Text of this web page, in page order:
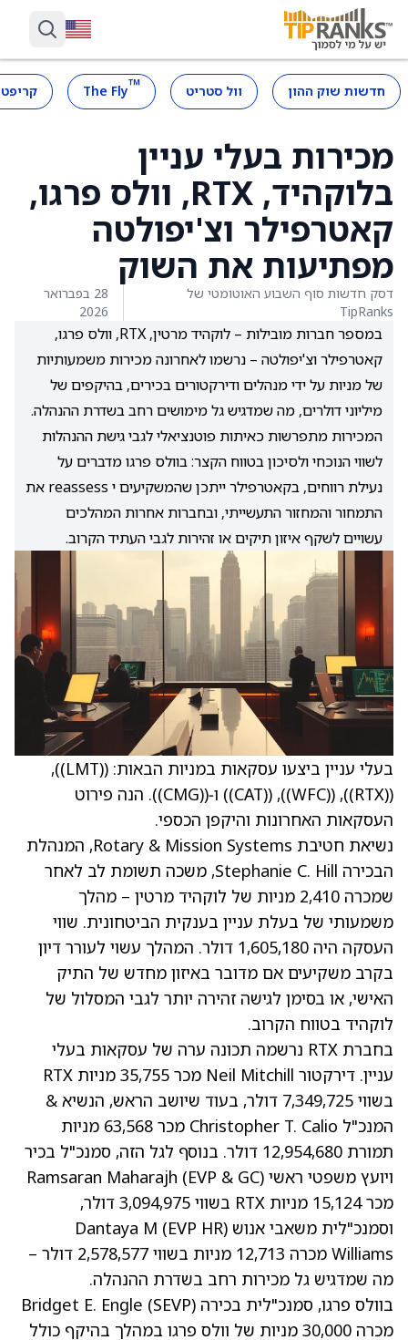
חדשות שוק ההון וול סטריט ™
The Fly
מכירות בעלי עניין
בלוקהיד, RTX, וולס פרגו,
קאטרפילר וצ'יפולטה
מפתיעות את השוק
דסק חדשות סוף השבוע האוטומטי של
TipRanks
28 בפברואר
2026
במספר חברות מובילות – לוקהיד מרטין, RTX, וולס פרגו,
קאטרפילר וצ'יפולטה – נרשמו לאחרונה מכירות משמעותיות
של מניות על ידי מנהלים ודירקטורים בכירים, בהיקפים של
מיליוני דולרים, מה שמדגיש גל מימושים רחב בשדרת ההנהלה.
המכירות מתפרשות כאיתות פוטנציאלי לגבי גישת ההנהלות
לשווי הנוכחי ולסיכון בטווח הקצר: בוולס פרגו מדברים על
נעילת רווחים, בקאטרפילר ייתכן שהמשקיעים י reassess את
התמחור והמחזור התעשייתי, ובחברות אחרות המהלכים
עשויים לשקף איזון תיקים או זהירות לגבי העתיד הקרוב.
בעלי עניין ביצעו עסקאות במניות הבאות: ((LMT)
),
(
(RTX)
), (
(WFC)
), (
(CAT) ) ו‑((CMG)
). הנה פירוט
העסקאות האחרונות והיקפן הכספי.
נשיאת חטיבת Rotary & Mission Systems, המנהלת
הבכירה Stephanie C. Hill, משכה תשומת לב לאחר
שמכרה 2,410 מניות של לוקהיד מרטין – מהלך
משמעותי של בעלת עניין בענקית הביטחונית. שווי
העסקה היה 1,605,180 דולר. המהלך עשוי לעורר דיון
בקרב משקיעים אם מדובר באיזון מחדש של התיק
האישי, או בסימן לגישה זהירה יותר לגבי המסלול של
לוקהיד בטווח הקרוב.
בחברת RTX נרשמה תכונה ערה של עסקאות בעלי
עניין. דירקטור Neil Mitchill מכר 35,755 מניות RTX
בשווי 7,349,725 דולר, בעוד שיושב הראש, הנשיא &
המנכ"ל Christopher T. Calio מכר 63,568 מניות
תמורת 12,954,680 דולר. בנוסף לגל הזה, סמנכ"ל בכיר
ויועץ משפטי ראשי (EVP & GC) Ramsaran Maharajh
מכר 15,124 מניות RTX בשווי 3,094,975 דולר,
וסמנכ"לית משאבי אנוש (EVP HR) Dantaya M
Williams מכרה 12,713 מניות בשווי 2,578,577 דולר –
מה שמדגיש גל מכירות רחב בשדרת ההנהלה.
בוולס פרגו, סמנכ"לית בכירה (SEVP) Bridget E. Engle
מכרה 30,000 מניות של וולס פרגו במהלך בהיקף כולל